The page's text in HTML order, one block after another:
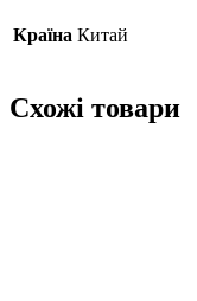
Країна Китай
Схожі товари